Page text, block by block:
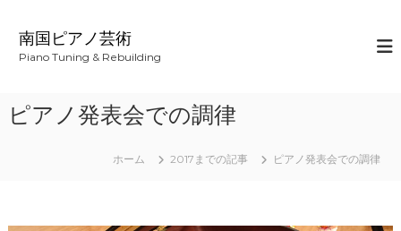
南国ピアノ芸術
Piano Tuning & Rebuilding
ピアノ発表会での調律
ホーム 2017までの記事 ピアノ発表会での調律